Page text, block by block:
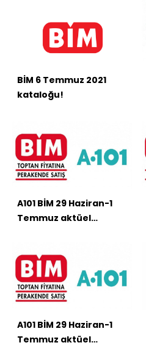
BİM 6 Temmuz 2021
kataloğu!
A101 BİM 29 Haziran-1
Temmuz aktüel
A101 BİM 29 Haziran-1
Temmuz aktüel